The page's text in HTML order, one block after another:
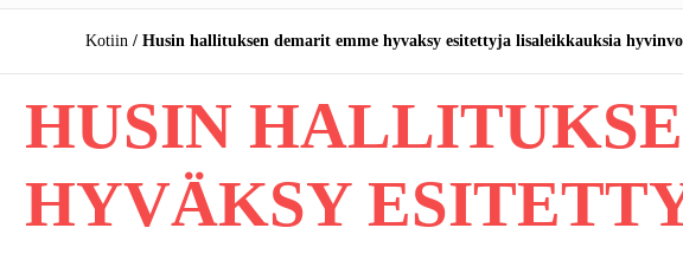
Kotiin Husin hallituksen demarit emme hyvaksy esitettyja lisaleikkauksia
HUSIN
HYVÄKSY